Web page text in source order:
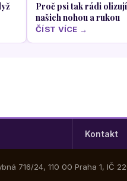
Proč psi tak rádi
našich nohou a rukou
ČÍST VÍCE →
Kontakt
716/24, 110 00 Praha 1, IČ